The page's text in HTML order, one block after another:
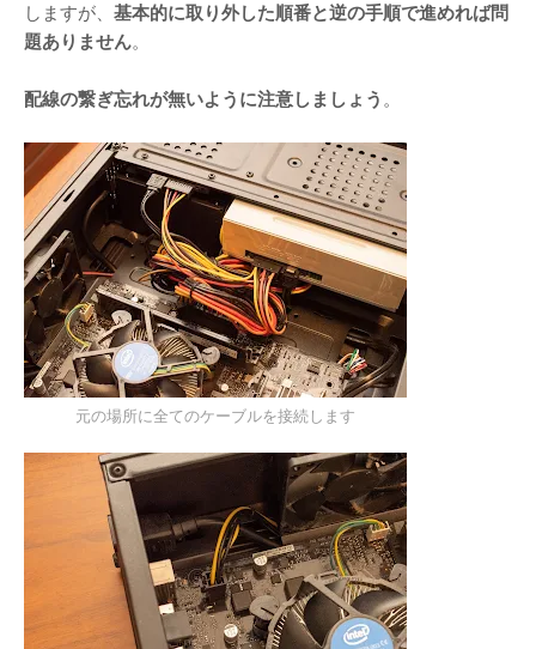
しますが、 基本的に取り外した順番と逆の手順で進めれば問
題ありません。
配線の繋ぎ忘れが無いように注意しましょう 。
元の場所に全てのケーブルを接続します